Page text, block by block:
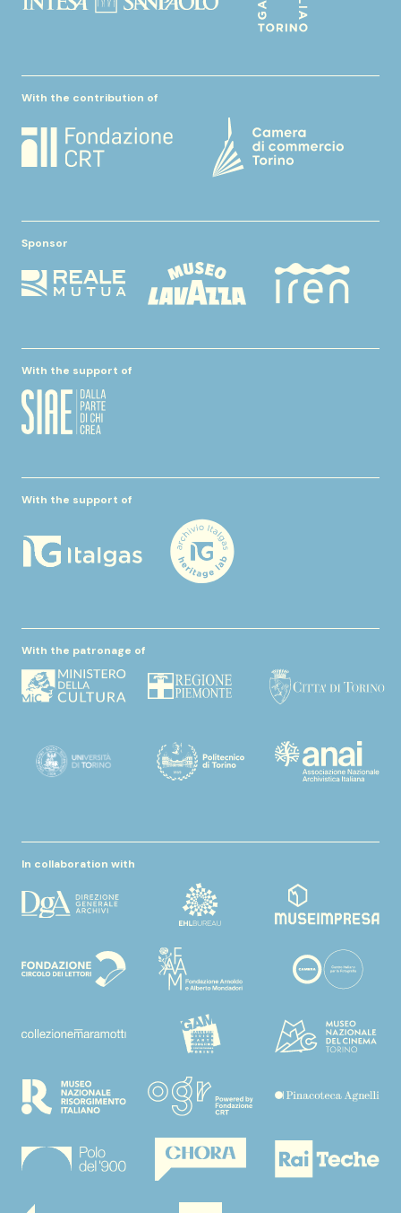
With the contribution of
Sponsor
With the support of
With the support of
With the patronage of
In collaboration with